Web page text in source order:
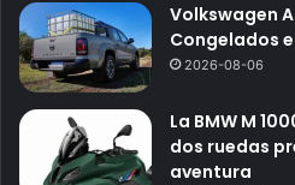
Volkswagen
Congelados
2026-08-06
La BMW M
dos ruedas
aventura